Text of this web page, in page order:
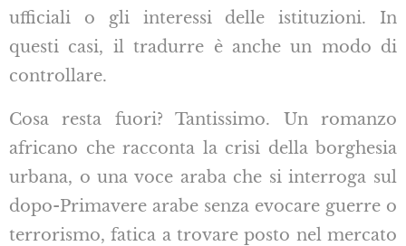
ufficiali o gli interessi delle istituzioni. In
questi casi, il tradurre è anche un modo di
controllare.
Cosa resta fuori? Tantissimo. Un romanzo
africano che racconta la crisi della borghesia
urbana, o una voce araba che si interroga sul
dopo-Primavere arabe senza evocare guerre o
terrorismo, fatica a trovare posto nel mercato